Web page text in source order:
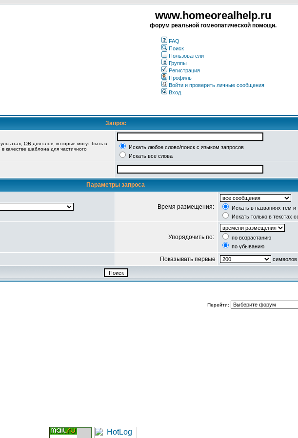
www.homeorealhelp.ru
форум реальной гомеопатической помощи.
FAQ
Поиск
Пользователи
Группы
Регистрация
Профиль
Войти и проверить личные сообщения
Вход
Запрос
OR для слов, которые могут быть в
качестве шаблона для частичного
Искать любое слово/поиск с языком запросов
Искать все слова
Параметры запроса
Время размещения:
Искать в названиях тем
Искать только в текстах
Упорядочить по:
по возрастанию
по убыванию
Показывать первые
Перейти: